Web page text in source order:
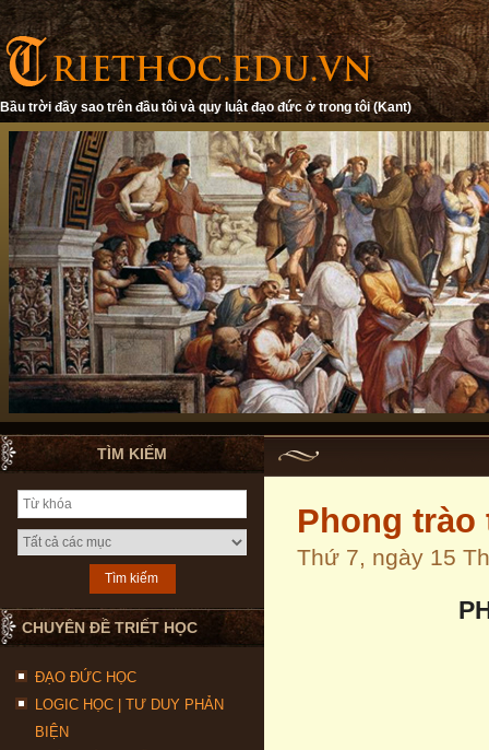
Bầu trời đầy sao trên đầu tôi và quy luật đạo đức ở trong tôi (Kant)
TÌM KIẾM
CHUYÊN ĐỀ TRIẾT HỌC
ĐẠO ĐỨC HỌC
LOGIC HỌC | TƯ DUY PHẢN
BIỆN
Phong
Thứ 7, ngày 15